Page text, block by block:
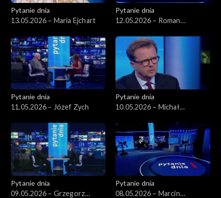
Pytanie dnia
13.05.2026 – Maria Ejchart
Pytanie dnia
12.05.2026 – Roman
Pytanie dnia
11.05.2026 – Józef Zych
Pytanie dnia
10.05.2026 – Michał
Pytanie dnia
09.05.2026 – Grzegorz
Pytanie dnia
08.05.2026 – Marcin